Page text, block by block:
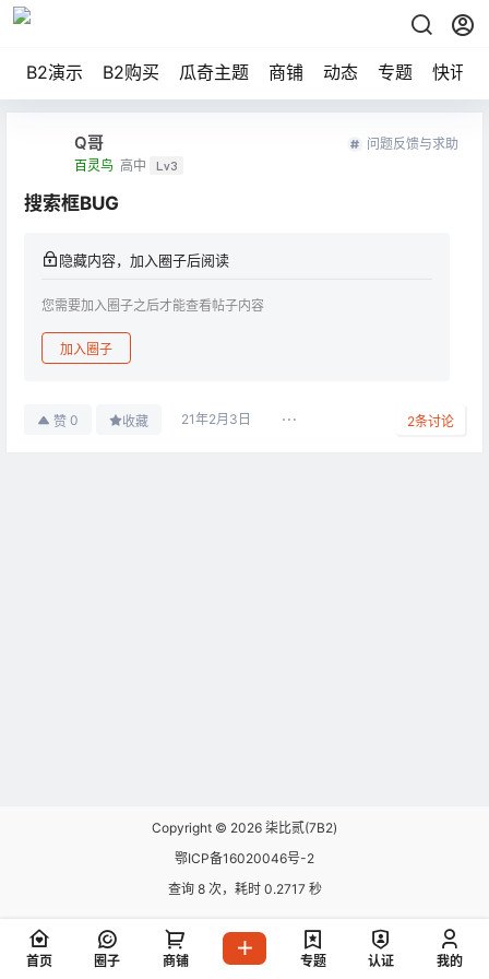
B2演示 B2购买 瓜奇主题 商铺 动态 专题 快讯
Q哥
百灵鸟 高中 Lv3
问题反馈与求助
搜索框BUG
隐藏内容，加入圈子后阅读
您需要加入圈子之后才能查看帖子内容
加入圈子
赞 0 收藏 21年2月3日 2条讨论
Copyright © 2026 柒比贰(7B2)
鄂ICP备16020046号-2
查询 8 次，耗时 0.2717 秒
首页 圈子 商铺 专题 认证 我的